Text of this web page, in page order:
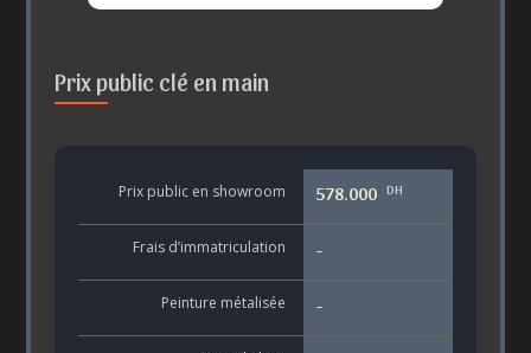
Prix public clé en main
Prix public en showroom 578.000 DH
Frais d’immatriculation -
Peinture métalisée -